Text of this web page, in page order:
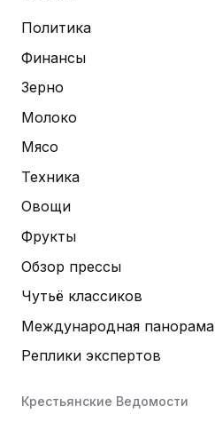
Политика
Финансы
Зерно
Молоко
Мясо
Техника
Овощи
Фрукты
Обзор прессы
Чутьё классиков
Международная панорама
Реплики экспертов
Крестьянские Ведомости